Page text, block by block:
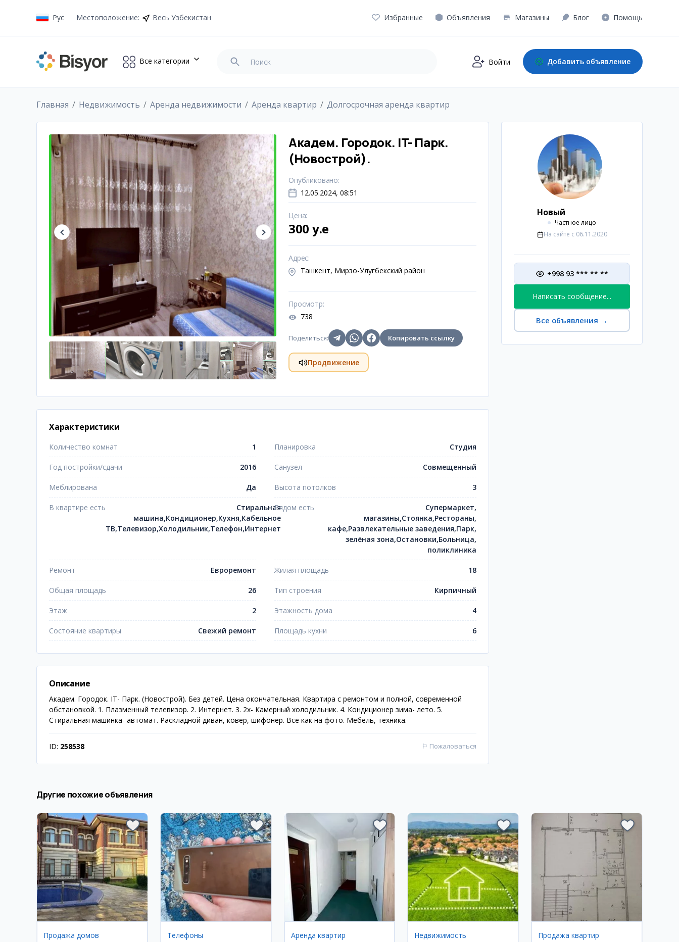
Рус Местоположение: Весь Узбекистан Избранные Объявления Магазины Блог Помощь
Все категории Войти Добавить объявление
Главная Недвижимость Аренда недвижимости Аренда квартир Долгосрочная аренда квартир
Академ. Городок. IT- Парк.
(Новострой).
Опубликовано:
12.05.2024, 08:51
Цена:
300 y.e
Адрес:
Ташкент, Мирзо-Улугбекский район
Просмотр:
738
Поделиться: Копировать ссылку
Продвижение
Характеристики
Количество комнат 1 Планировка Студия
Год постройки/сдачи 2016 Санузел Совмещенный
Меблирована Да Высота потолков 3
В квартире есть
Стиральная
машина,Кондиционер,Кухня,Кабельное
ТВ,Телевизор,Холодильник,Телефон,Интернет
Рядом есть
Супермаркет,
магазины,Стоянка,Рестораны,
кафе,Развлекательные заведения,Парк,
зелёная зона,Остановки,Больница,
поликлиника
Ремонт Евроремонт Жилая площадь 18
Общая площадь 26 Тип строения Кирпичный
Этаж 2 Этажность дома 4
Состояние квартиры Свежий ремонт Площадь кухни 6
Описание
Академ. Городок. IT- Парк. (Новострой). Без детей. Цена окончательная. Квартира с ремонтом и полной, современной
обстановкой. 1. Плазменный телевизор. 2. Интернет. 3. 2х- Камерный холодильник. 4. Кондиционер зима- лето. 5.
Стиральная машинка- автомат. Раскладной диван, ковёр, шифонер. Всё как на фото. Мебель, техника.
ID: 258538 ⚐ Пожаловаться
Новый
Частное лицо
На сайте с 06.11.2020
+998 93 *** ** **
Написать сообщение...
Все объявления →
Другие похожие объявления
Продажа домов Телефоны Аренда квартир Недвижимость Продажа квартир